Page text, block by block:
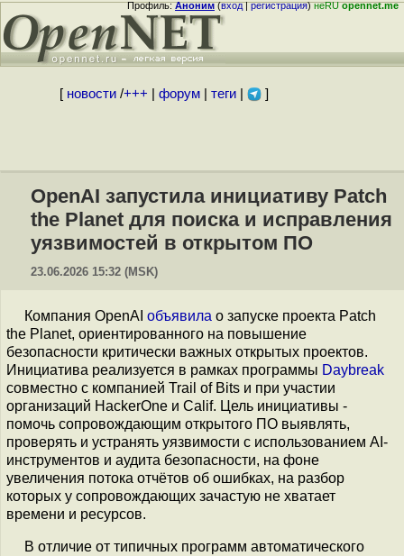
Профиль:Аноним(вход|регистрация)неRUopennet.me
[ новости/+++ форум| теги| ]
OpenAI запустила инициативу Patch
the Planet для поиска и исправления
уязвимостей в открытом ПО
23.06.2026 15:32 (MSK)
Компания OpenAI объявила о запуске проекта Patch
the Planet, ориентированного на повышение
безопасности критически важных открытых проектов.
Инициатива реализуется в рамках программы Daybreak
совместно с компанией Trail of Bits и при участии
организаций HackerOne и Calif. Цель инициативы -
помочь сопровождающим открытого ПО выявлять,
проверять и устранять уязвимости с использованием AI-
инструментов и аудита безопасности, на фоне
увеличения потока отчётов об ошибках, на разбор
которых у сопровождающих зачастую не хватает
времени и ресурсов.
В отличие от типичных программ автоматического